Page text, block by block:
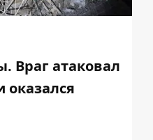
Враг атаковал